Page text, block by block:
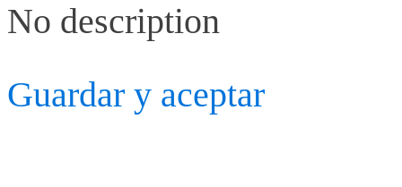
No description
Guardar y aceptar